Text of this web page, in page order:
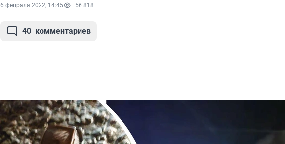
6 февраля 2022, 14:45 56 818
40 комментариев